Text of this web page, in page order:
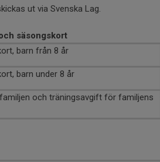
ut via Svenska Lag.
säsongskort
barn från 8 år
barn under 8 år
och träningsavgift för familjens